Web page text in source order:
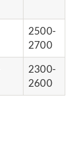
2500-
2700
2300-
2600